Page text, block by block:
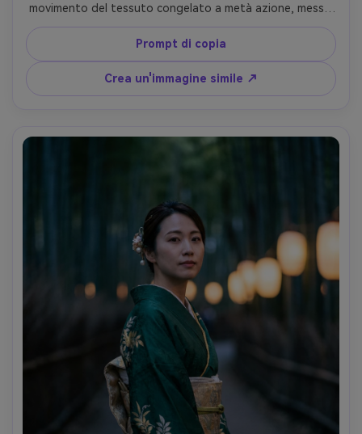
movimento del tessuto congelato a metà azione, messa
a fuoco intensa, illuminazione laterale drammatica, nebbia
poco profonda sullo sfondo, scattato su Sony A1, 70-
200 mm a 135 mm, otturatore veloce, cornice intera,
texture e realismo nitidi, ritratto d'azione
cinematografica-AR 4:5
Prompt di copia
Crea un'immagine simile ↗